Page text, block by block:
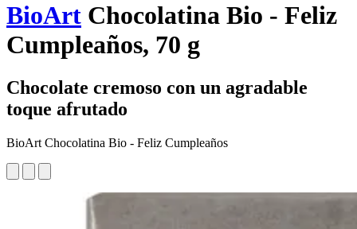
BioArt Chocolatina Bio - Feliz
Cumpleaños, 70 g
Chocolate cremoso con un agradable
toque afrutado
BioArt Chocolatina Bio - Feliz Cumpleaños